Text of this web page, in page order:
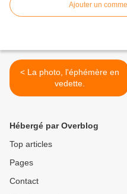
Ajouter un
< La photo, l'éphémère en
vedette.
Hébergé par Overblog
Top articles
Pages
Contact